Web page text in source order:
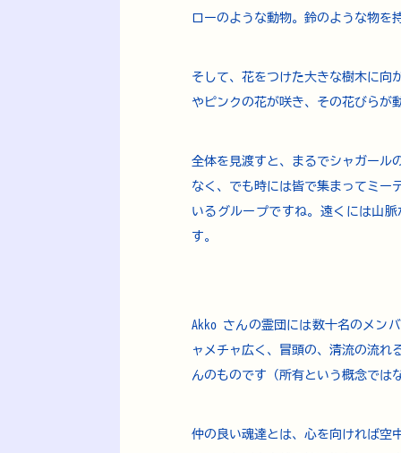
ローのような動物。鈴のような物を
そして、花をつけた大きな樹木に向
やピンクの花が咲き、その花びらが
全体を見渡すと、まるでシャガール
なく、でも時には皆で集まってミー
いるグループですね。​遠くには山
す。
Akko さんの霊団には数十名のメン
ャメチャ広く、冒頭の、清流の流れ
んのものです（所有という概念では
仲の良い魂達とは、心を向ければ空